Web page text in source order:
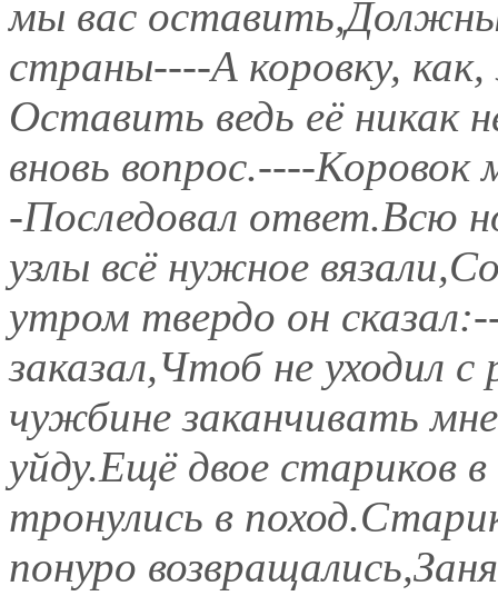
мы вас
страны----А коровку,
Оставить ведь её
вновь вопрос.----
-Последовал ответ.Всю
узлы всё нужное
утром твердо он
заказал,Чтоб не уходил
чужбине заканчивать
уйду.Ещё двое стариков
тронулись в
понуро